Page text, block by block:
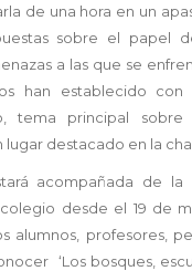
de una hora en un
sobre el papel
a las que se
han establecido con
tema principal
destacado en la
acompañada de la
desde el 19 de
alumnos, profesores,
‘Los bosques,